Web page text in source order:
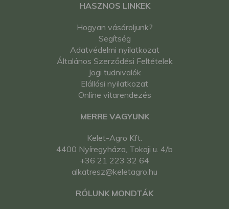
HASZNOS LINKEK
Hogyan vásároljunk?
Segítség
Adatvédelmi nyilatkozat
Általános Szerződési Feltételek
Jogi tudnivalók
Elállási nyilatkozat
Online vitarendezés
MERRE VAGYUNK
Kelet-Agro Kft.
4400 Nyíregyháza, Tokaji u. 4/b
+36 21 223 32 64
alkatresz@keletagro.hu
RÓLUNK MONDTÁK